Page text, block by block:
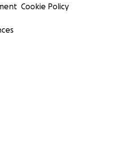
Cookie Policy